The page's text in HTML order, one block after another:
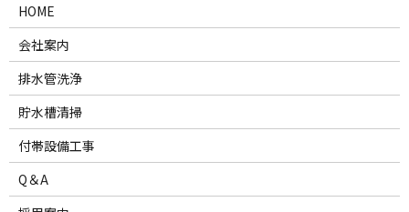
HOME
会社案内
排水管洗浄
貯水槽清掃
付帯設備工事
Q＆A